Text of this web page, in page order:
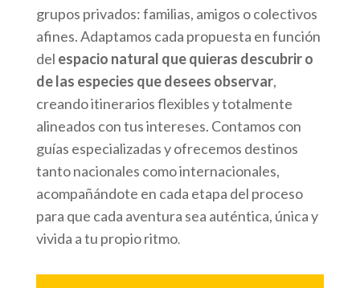
grupos privados: familias, amigos o colectivos
afines. Adaptamos cada propuesta en función
del espacio natural que quieras descubrir o
de las especies que desees observar,
creando itinerarios flexibles y totalmente
alineados con tus intereses. Contamos con
guías especializadas y ofrecemos destinos
tanto nacionales como internacionales,
acompañándote en cada etapa del proceso
para que cada aventura sea auténtica, única y
vivida a tu propio ritmo.